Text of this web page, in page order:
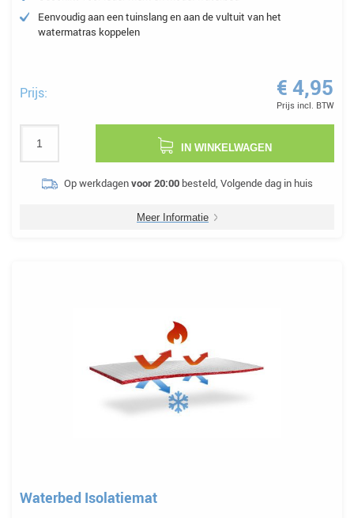
Eenvoudig aan een tuinslang en aan de vultuit van het
watermatras koppelen
Prijs: € 4,95
Prijs incl. BTW
IN WINKELWAGEN
Op werkdagenvoor 20:00besteld, Volgende dag in huis
Meer Informatie
Waterbed Isolatiemat